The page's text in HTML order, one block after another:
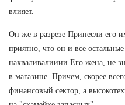
влияет.
Он же в разрезе Принесли его
приятно, что он и все
нахваливалииии Его жена, не
в магазине. Причем, скорее
финансовый сектор, а